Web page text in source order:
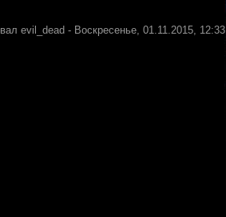
evil_dead - Воскресенье, 01.11.2015, 12:33